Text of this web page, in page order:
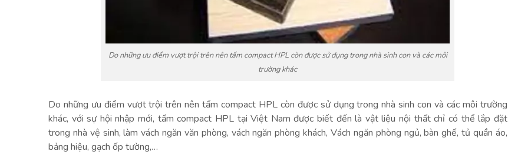
Do những ưu điểm vượt trội trên nên tấm compact HPL còn được sử dụng trong nhà sinh con và các môi
trường khác
Do những ưu điểm vượt trội trên nên tấm compact HPL còn được sử dụng trong nhà sinh con và các môi trường
khác, với sự hội nhập mới, tấm compact HPL tại Việt Nam được biết đến là vật liệu nội thất chỉ có thể lắp đặt
trong nhà vệ sinh, làm vách ngăn văn phòng, vách ngăn phòng khách, Vách ngăn phòng ngủ, bàn ghế, tủ quần áo,
bảng hiệu, gạch ốp tường,…